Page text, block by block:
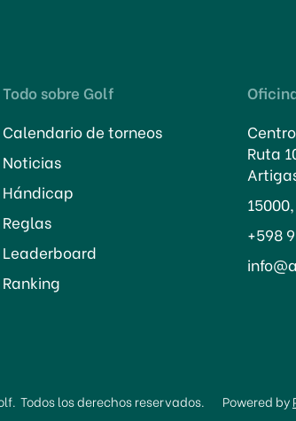
Todo sobre Golf
Calendario de torneos
Noticias
Hándicap
Reglas
Leaderboard
Ranking
Ruta
+598
Todos los derechos reservados. Powered by